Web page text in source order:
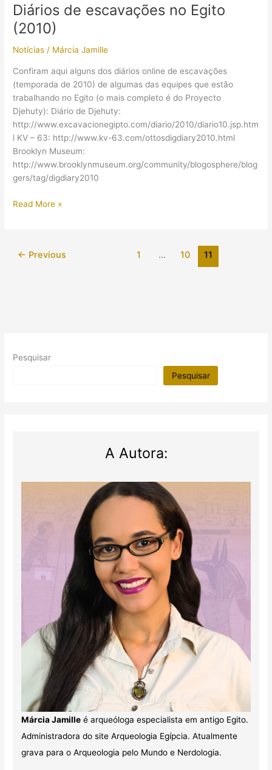
Funari
Diários de escavações no Egito
(2010)
Notícias / Márcia Jamille
Confiram aqui alguns dos diários online de escavações
(temporada de 2010) de algumas das equipes que estão
trabalhando no Egito (o mais completo é do Proyecto
Djehuty): Diário de Djehuty:
http://www.excavacionegipto.com/diario/2010/diario10.jsp.htm
l KV – 63: http://www.kv-63.com/ottosdigdiary2010.html
Brooklyn Museum:
http://www.brooklynmuseum.org/community/blogosphere/blog
gers/tag/digdiary2010
Diários
Egito
Read More »
← Previous 1 … 10 11
Pesquisar
Pesquisar
A Autora:
Márcia Jamilleé arqueóloga especialista em antigo Egito.
Administradora do site Arqueologia Egípcia. Atualmente
grava para o Arqueologia pelo Mundo e Nerdologia.